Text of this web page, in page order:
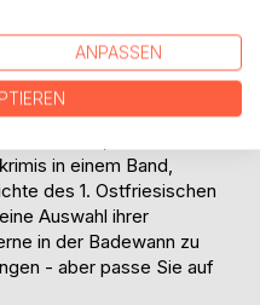
eben ein kleiner
- ob im Urlaub oder
in einem Band,
des 1. Ostfriesischen
Auswahl ihrer
in der Badewann zu
- aber passe Sie auf
ANPASSEN